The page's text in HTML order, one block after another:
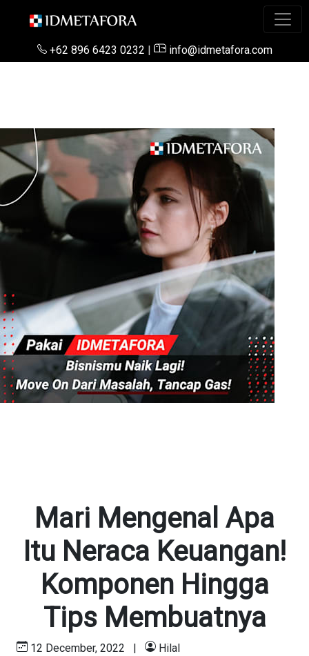
+62 896 6423 0232 | info@idmetafora.com
Mari Mengenal Apa
Itu Neraca Keuangan!
Komponen Hingga
Tips Membuatnya
12 December, 2022 | Hilal